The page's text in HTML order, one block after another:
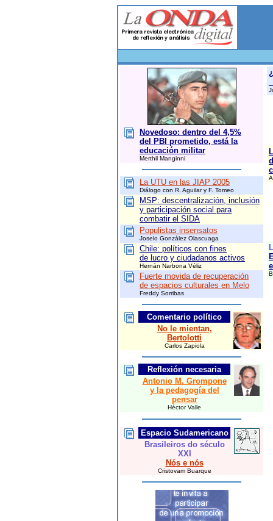
Novedoso: dentro del 4,5%
del PBI prometido, está la
educación militar
Merthil Manginni
La UTU en las JIAP 2005
Diálogo con R. Aguilar y F. Tomeo
MSP: descentralización, inclusión
y participación social para
combatir el SIDA
Populistas insensatos
Joselo González Olascuaga
Chile: políticos con fines
de lucro y ciudadanos activos
Hernán Narbona Véliz
Fuerte movida de recuperación
de espacios culturales en Melo
Freddy Sorribas
Comentario político
No le mientan,
Bertolotti
Carlos Zapiola
Reflexión necesaria
Antonio M. Grompone
y la pedagogía del
pensar
Héctor Valle
Espacio Sudamericano
Brasileiros do século
XXI
Nós e nós
Cristovam Buarque